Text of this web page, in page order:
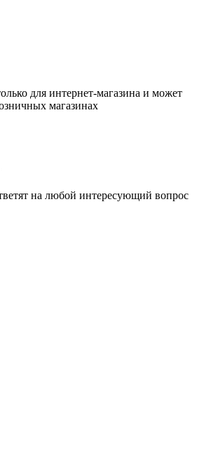
для интернет-магазина и может
магазинах
на любой интересующий вопрос